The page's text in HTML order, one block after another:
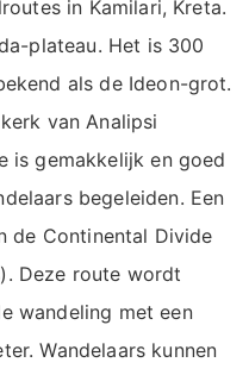
in Kamilari, Kreta.
plateau. Het is 300
als de Ideon-grot.
van Analipsi
is gemakkelijk en goed
begeleiden. Een
de Continental Divide
Deze route wordt
wandeling met een
Wandelaars kunnen